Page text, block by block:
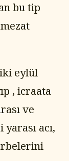
bu tip
eylül
, icraata
ve
acı,